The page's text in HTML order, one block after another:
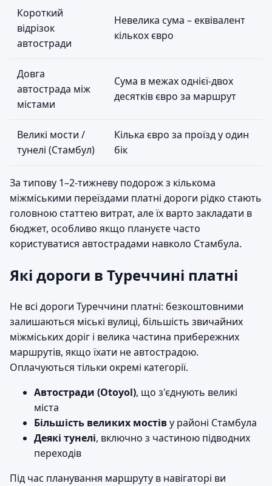
Короткий
відрізок
автостради
Невелика сума – еквівалент
кількох євро
Довга
автострада між
містами
Сума в межах однієї-двох
десятків євро за маршрут
Великі мости /
тунелі (Стамбул)
Кілька євро за проїзд у один
бік
За типову 1–2-тижневу подорож з кількома
міжміськими переїздами платні дороги рідко стають
головною статтею витрат, але їх варто закладати в
бюджет, особливо якщо плануєте часто
користуватися автострадами навколо Стамбула.
Які дороги в Туреччині платні
Не всі дороги Туреччини платні: безкоштовними
залишаються міські вулиці, більшість звичайних
міжміських доріг і велика частина прибережних
маршрутів, якщо їхати не автострадою.
Оплачуються тільки окремі категорії.
Автостради (Otoyol), що з'єднують великі
міста
Більшість великих мостіву районі Стамбула
Деякі тунелі, включно з частиною підводних
переходів
Під час планування маршруту в навігаторі ви